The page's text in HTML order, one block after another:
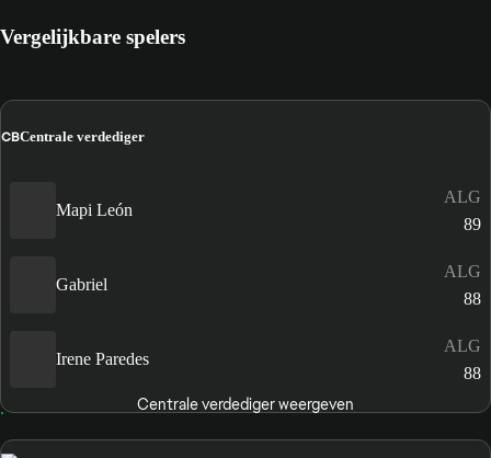
Vergelijkbare spelers
CBCentrale verdediger
Mapi León
ALG
89
Gabriel
ALG
88
Irene Paredes
ALG
88
Centrale verdediger weergeven